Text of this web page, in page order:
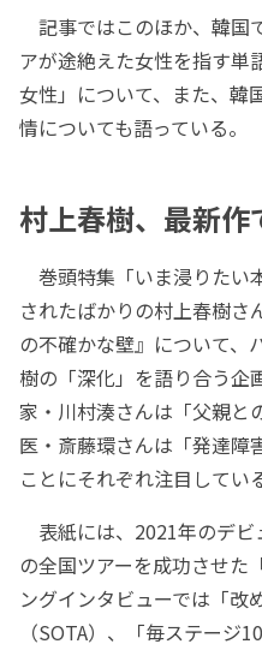
記事ではこのほか、韓国
アが途絶えた女性を指す単
女性」について、また、韓
情についても語っている。
村上春樹、最新作
巻頭特集「いま浸りたい
されたばかりの村上春樹さ
の不確かな壁』について、
樹の「深化」を語り合う企
家・川村湊さんは「父親と
医・斎藤環さんは「発達障
ことにそれぞれ注目してい
表紙には、2021年のデビ
の全国ツアーを成功させた
ングインタビューでは「改
（SOTA）、「毎ステージ